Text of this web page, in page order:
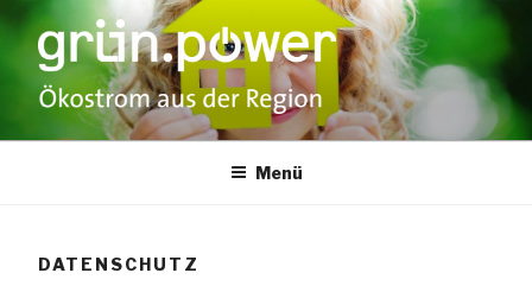
Inhalt
springen
GRÜN.POWER –
DER REGION
Regionaler Ökostrom, kompromisslos echt da direkt aus
deutschen Windrädern und Solar- und
Menü
DATENSCHUTZ